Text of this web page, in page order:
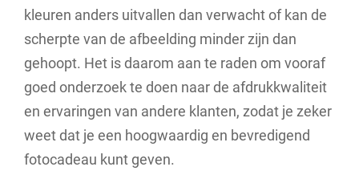
kleuren anders uitvallen dan verwacht of kan de
scherpte van de afbeelding minder zijn dan
gehoopt. Het is daarom aan te raden om vooraf
goed onderzoek te doen naar de afdrukkwaliteit
en ervaringen van andere klanten, zodat je zeker
weet dat je een hoogwaardig en bevredigend
fotocadeau kunt geven.